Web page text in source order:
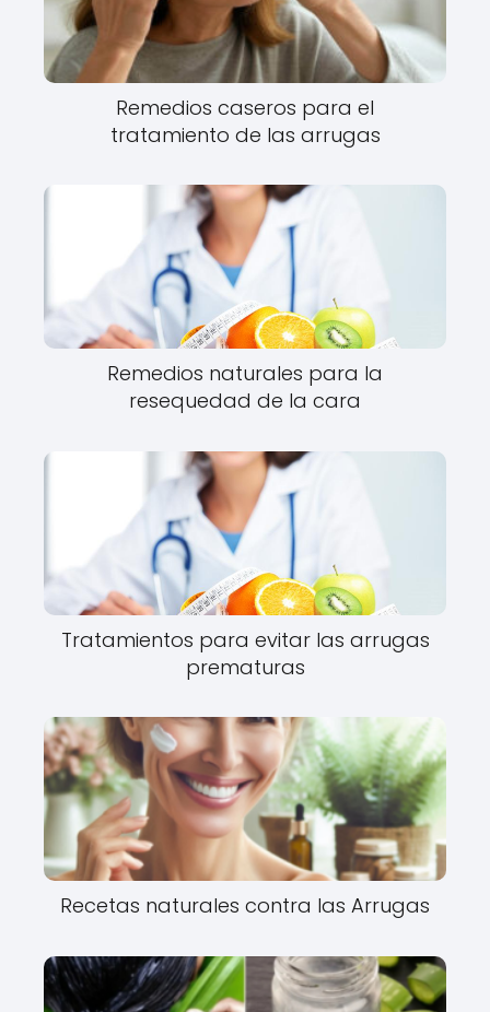
Remedios caseros para el
tratamiento de las arrugas
Remedios naturales para la
resequedad de la cara
Tratamientos para evitar las arrugas
prematuras
Recetas naturales contra las Arrugas